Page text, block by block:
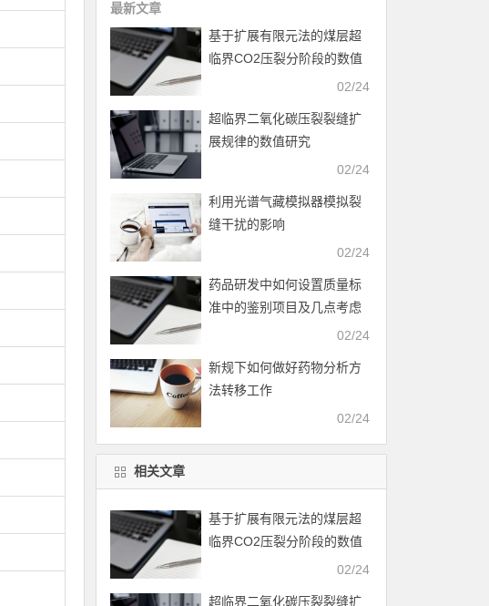
最新文章
基于扩展有限元法的煤层超
临界CO2压裂分阶段的数值
02/24
超临界二氧化碳压裂裂缝扩
展规律的数值研究
02/24
利用光谱气藏模拟器模拟裂
缝干扰的影响
02/24
药品研发中如何设置质量标
准中的鉴别项目及几点考虑
02/24
新规下如何做好药物分析方
法转移工作
02/24
相关文章
基于扩展有限元法的煤层超
临界CO2压裂分阶段的数值
02/24
超临界二氧化碳压裂裂缝扩